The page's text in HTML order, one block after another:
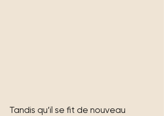
Tandis qu’il se fit de nouveau